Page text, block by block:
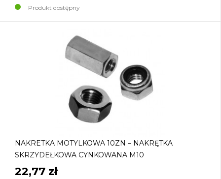
Produkt dostępny
NAKRETKA MOTYLKOWA 10ZN – NAKRĘTKA
SKRZYDEŁKOWA CYNKOWANA M10
22,77 zł